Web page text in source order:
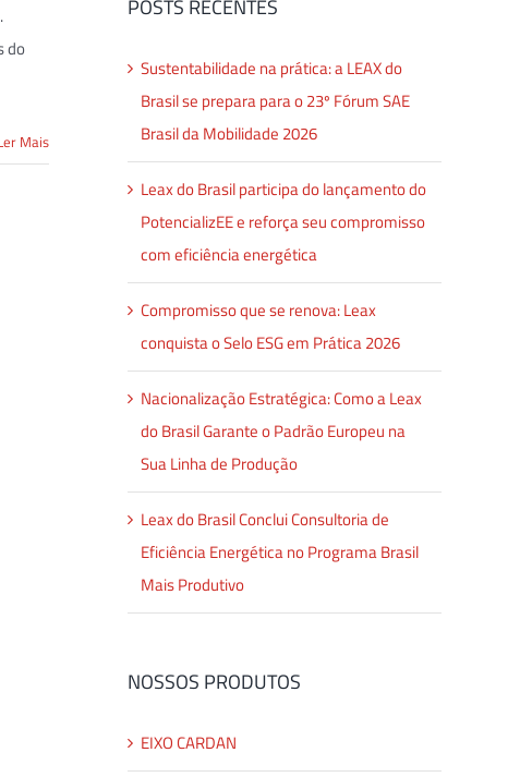
do
Mais
POSTS RECENTES
Sustentabilidade na prática: a LEAX do
Brasil se prepara para o 23º Fórum SAE
Brasil da Mobilidade 2026
Leax do Brasil participa do lançamento do
PotencializEE e reforça seu compromisso
com eficiência energética
Compromisso que se renova: Leax
conquista o Selo ESG em Prática 2026
Nacionalização Estratégica: Como a Leax
do Brasil Garante o Padrão Europeu na
Sua Linha de Produção
Leax do Brasil Conclui Consultoria de
Eficiência Energética no Programa Brasil
Mais Produtivo
NOSSOS PRODUTOS
EIXO CARDAN